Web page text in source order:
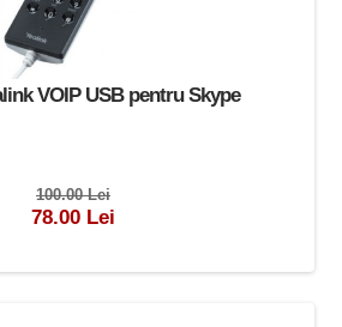
VOIP USB pentru Skype
100.00 Lei
78.00 Lei